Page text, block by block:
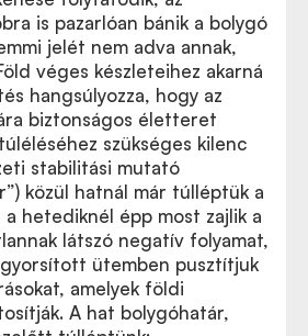
is pazarlóan bánik a bolygó
jelét nem adva annak,
véges készleteihez akarná
hangsúlyozza, hogy az
biztonságos életteret
szükséges kilenc
stabilitási mutató
közül hatnál már túlléptük a
hetediknél épp most zajlik a
látszó negatív folyamat,
ütemben pusztítjuk
amelyek földi
A hat bolygóhatár,